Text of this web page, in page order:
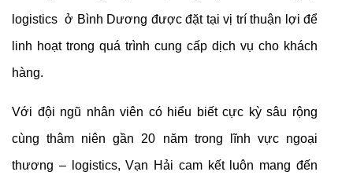
logistics ở Bình Dương được đặt tại vị trí thuận lợi để
linh hoạt trong quá trình cung cấp dịch vụ cho khách
hàng.
Với đội ngũ nhân viên có hiểu biết cực kỳ sâu rộng
cùng thâm niên gần 20 năm trong lĩnh vực ngoại
thương – logistics, Vạn Hải cam kết luôn mang đến